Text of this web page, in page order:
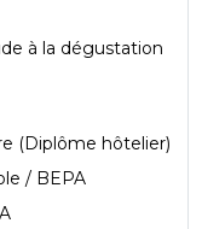
à la dégustation
(Diplôme hôtelier)
/ BEPA